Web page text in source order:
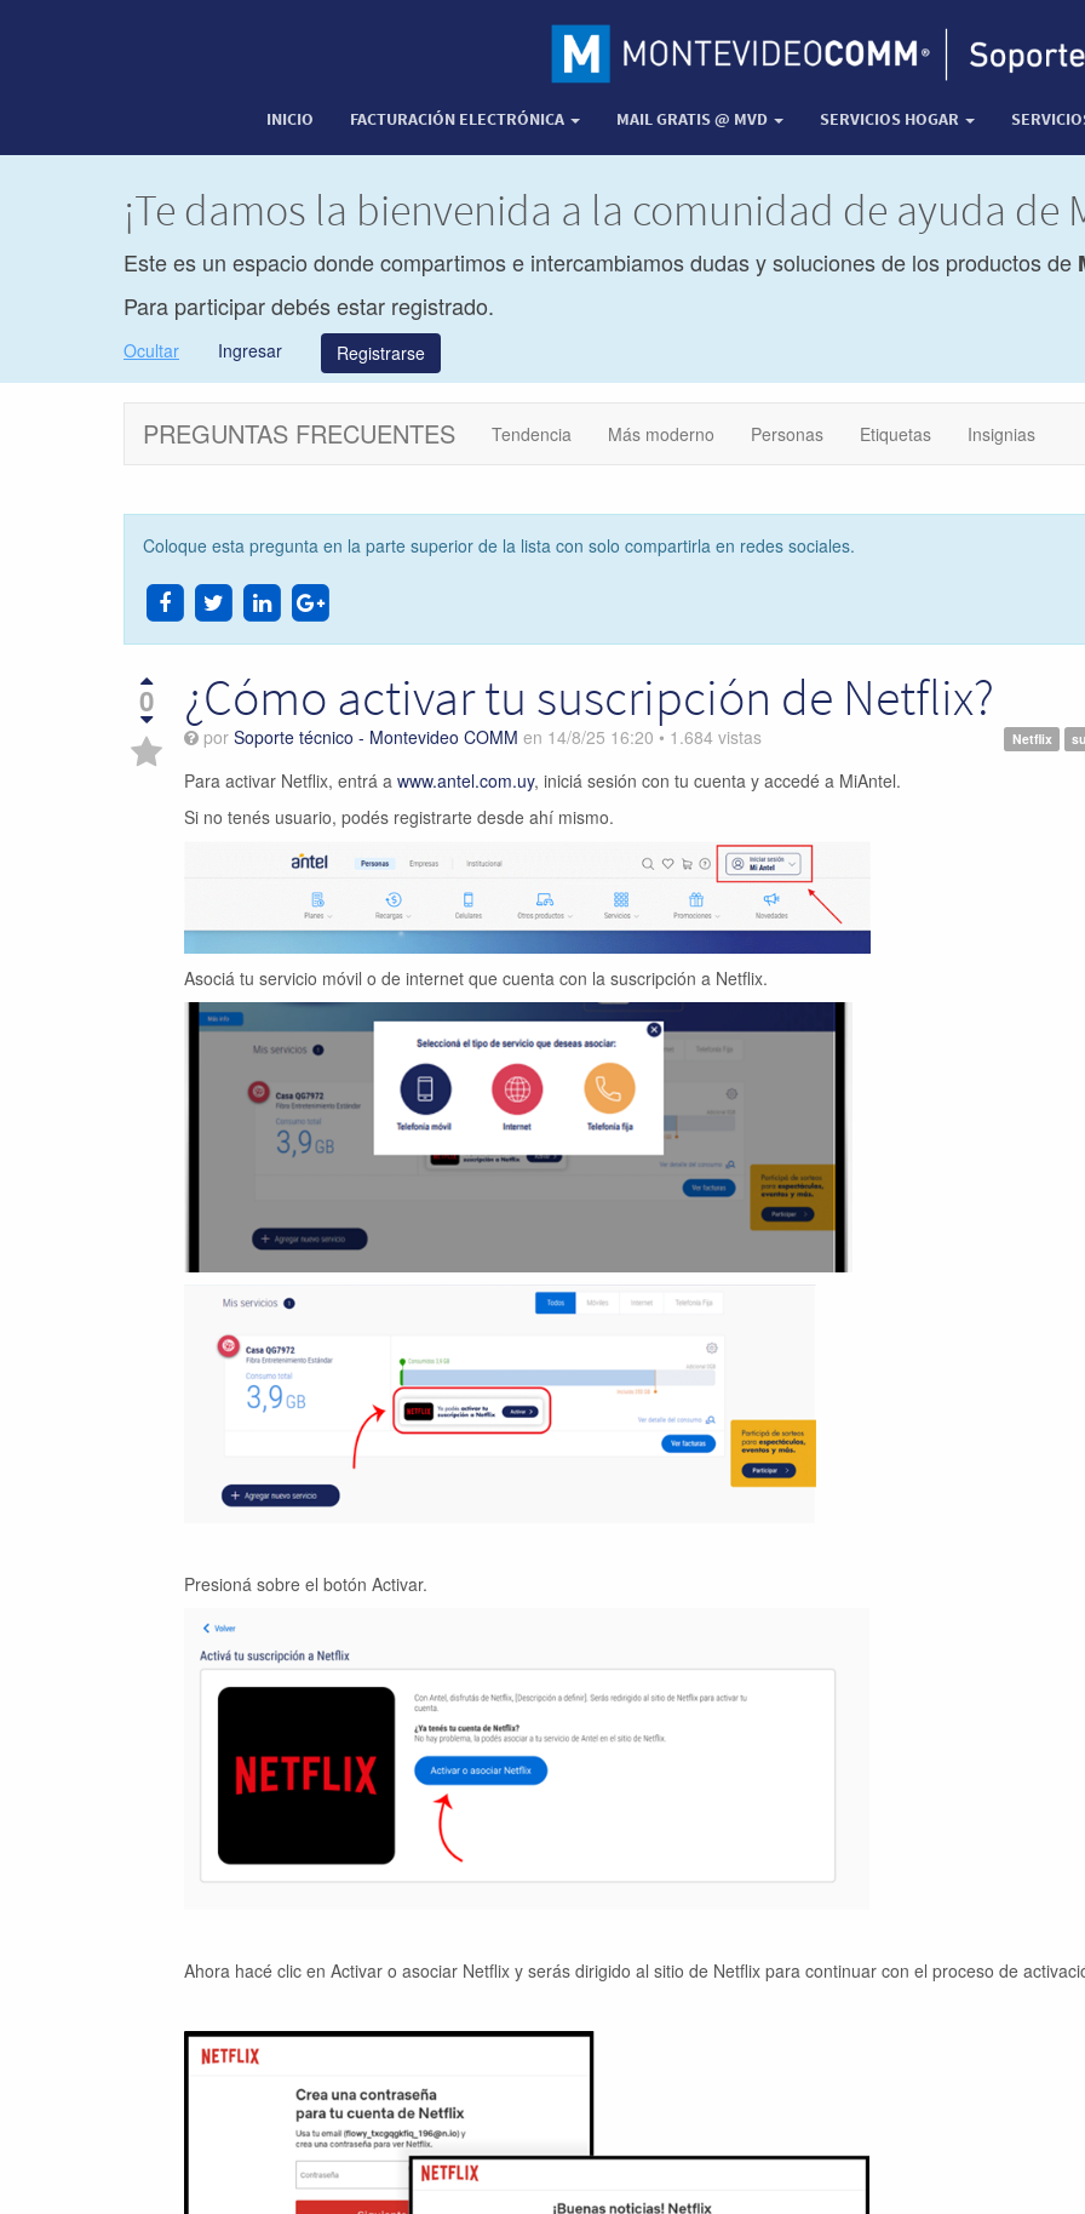
INICIO FACTURACIÓN ELECTRÓNICA MAIL GRATIS @ MVD SERVICIOS HOGAR
¡Te damos la bienvenida a la comunidad de ayuda de
Este es un espacio donde compartimos e intercambiamos dudas y soluciones de los productos de
Para participar debés estar registrado.
Ocultar Ingresar Registrarse
PREGUNTAS FRECUENTES Tendencia Más moderno Personas Etiquetas Insignias
Coloque esta pregunta en la parte superior de la lista con solo compartirla en redes sociales.
0 ¿Cómo activar tu suscripción de Netflix?
Netflix
por Soporte técnico - Montevideo COMM en 14/8/25 16:20 • 1.684 vistas
Para activar Netflix, entrá a www.antel.com.uy, iniciá sesión con tu cuenta y accedé a MiAntel.
Si no tenés usuario, podés registrarte desde ahí mismo.
Asociá tu servicio móvil o de internet que cuenta con la suscripción a Netflix.
Presioná sobre el botón Activar.
Ahora hacé clic en Activar o asociar Netflix y serás dirigido al sitio de Netflix para continuar con el proceso de